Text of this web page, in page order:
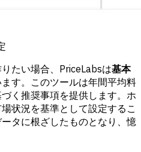
たい場合、PriceLabsは基本
す。このツールは年間平均料
く推奨事項を提供します。ホ
状況を基準として設定するこ
タに根ざしたものとなり、憶